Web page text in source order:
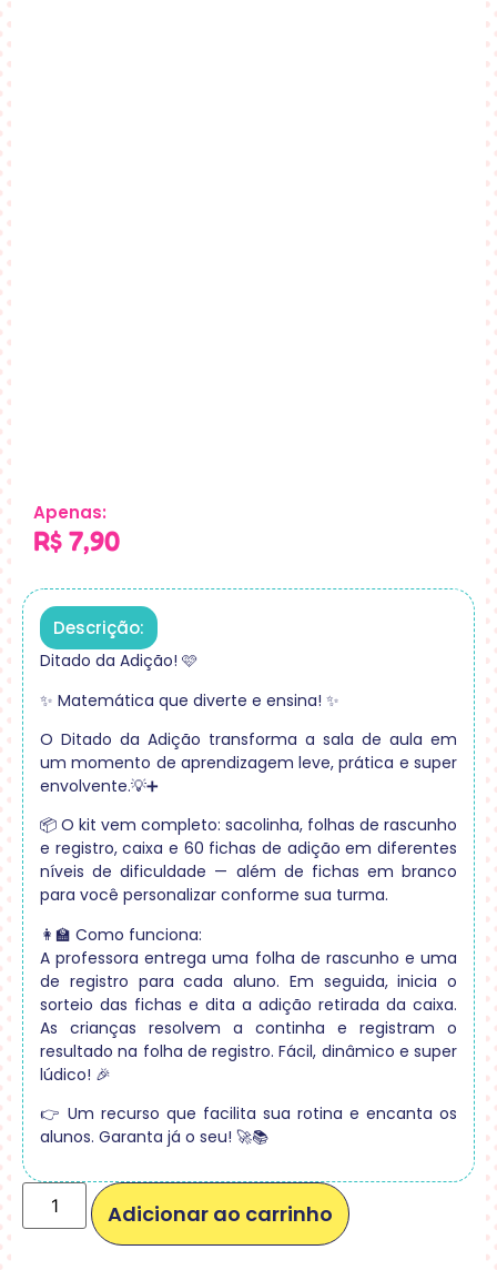
Apenas:
R$ 7,90
Descrição:
Ditado da Adição! 🩷
✨ Matemática que diverte e ensina! ✨
O Ditado da Adição transforma a sala de aula em
um momento de aprendizagem leve, prática e super
envolvente.💡➕
📦 O kit vem completo: sacolinha, folhas de rascunho
e registro, caixa e 60 fichas de adição em diferentes
níveis de dificuldade — além de fichas em branco
para você personalizar conforme sua turma.
👩‍🏫 Como funciona:
A professora entrega uma folha de rascunho e uma
de registro para cada aluno. Em seguida, inicia o
sorteio das fichas e dita a adição retirada da caixa.
As crianças resolvem a continha e registram o
resultado na folha de registro. Fácil, dinâmico e super
lúdico! 🎉
👉 Um recurso que facilita sua rotina e encanta os
alunos. Garanta já o seu! 🚀📚
Adicionar ao carrinho